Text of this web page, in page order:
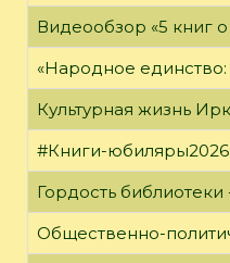
Видеообзор «5 книг
«Народное
Культурная жизнь
#Книги-
Гордость
Общественно-